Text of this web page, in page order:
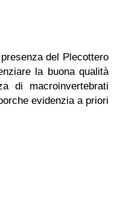
del Plecottero
la buona qualità
di macroinvertebrati
evidenzia a priori